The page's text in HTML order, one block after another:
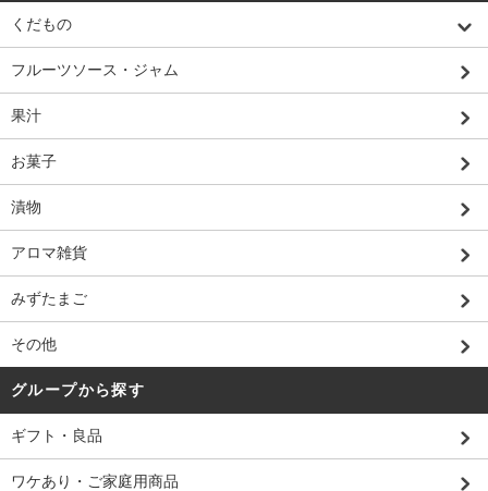
くだもの
フルーツソース・ジャム
果汁
お菓子
漬物
アロマ雑貨
みずたまご
その他
グループから探す
ギフト・良品
ワケあり・ご家庭用商品